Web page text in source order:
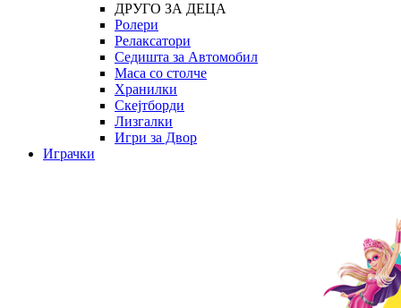
ДРУГО ЗА ДЕЦА
Ролери
Релаксатори
Седишта за Автомобил
Маса со столче
Хранилки
Скејтборди
Лизгалки
Игри за Двор
Играчки